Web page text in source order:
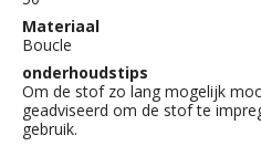
Materiaal
Boucle
onderhoudstips
Om de stof zo lang mogelijk
geadviseerd om de stof te
gebruik.